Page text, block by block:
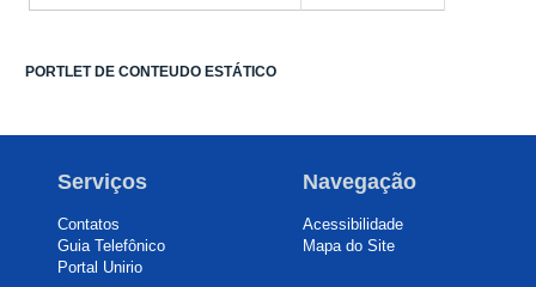
PORTLET DE CONTEUDO ESTÁTICO
Serviços
Contatos
Guia Telefônico
Portal Unirio
Navegação
Acessibilidade
Mapa do Site